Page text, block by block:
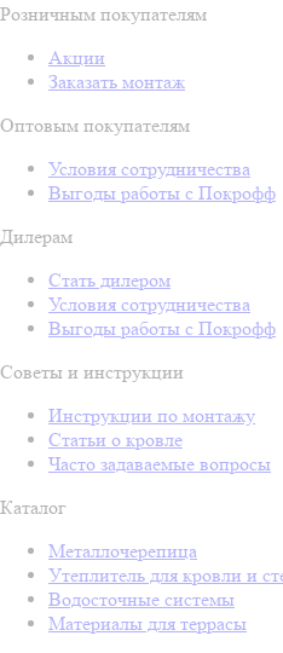
Розничным покупателям
Акции
Заказать монтаж
Оптовым покупателям
Условия сотрудничества
Выгоды работы с Покрофф
Дилерам
Стать дилером
Условия сотрудничества
Выгоды работы с Покрофф
Советы и инструкции
Инструкции по монтажу
Статьи о кровле
Часто задаваемые вопросы
Каталог
Металлочерепица
Утеплитель для кровли и
Водосточные системы
Материалы для террасы